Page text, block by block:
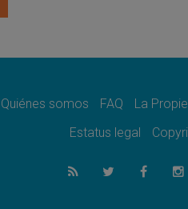
08.08.2026
08.08.2026
del Buen
Filipinas: el
se convierte en
Quiénes somos FAQ La
Estatus legal